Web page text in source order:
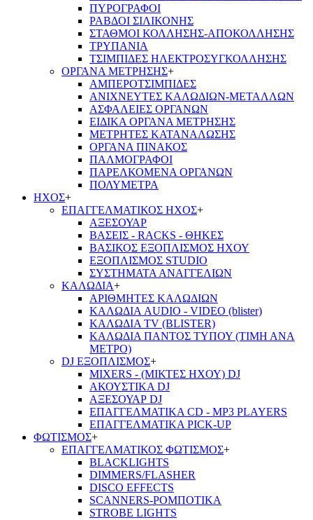
ΠΥΡΟΓΡΑΦΟΙ
ΡΑΒΔΟΙ ΣΙΛΙΚΟΝΗΣ
ΣΤΑΘΜΟΙ ΚΟΛΛΗΣΗΣ-ΑΠΟΚΟΛΛΗΣΗΣ
ΤΡΥΠΑΝΙΑ
ΤΣΙΜΠΙΔΕΣ ΗΛΕΚΤΡΟΣΥΓΚΟΛΛΗΣΗΣ
ΟΡΓΑΝΑ ΜΕΤΡΗΣΗΣ+
ΑΜΠΕΡΟΤΣΙΜΠΙΔΕΣ
ΑΝΙΧΝΕΥΤΕΣ ΚΑΛΩΔΙΩΝ-ΜΕΤΑΛΛΩΝ
ΑΣΦΑΛΕΙΕΣ ΟΡΓΑΝΩΝ
ΕΙΔΙΚΑ ΟΡΓΑΝΑ ΜΕΤΡΗΣΗΣ
ΜΕΤΡΗΤΕΣ ΚΑΤΑΝΑΛΩΣΗΣ
ΟΡΓΑΝΑ ΠΙΝΑΚΟΣ
ΠΑΛΜΟΓΡΑΦΟΙ
ΠΑΡΕΛΚΟΜΕΝΑ ΟΡΓΑΝΩΝ
ΠΟΛΥΜΕΤΡΑ
ΗΧΟΣ+
ΕΠΑΓΓΕΛΜΑΤΙΚΟΣ ΗΧΟΣ+
ΑΞΕΣΟΥΑΡ
ΒΑΣΕΙΣ - RACKS - ΘΗΚΕΣ
ΒΑΣΙΚΟΣ ΕΞΟΠΛΙΣΜΟΣ ΗΧΟΥ
ΕΞΟΠΛΙΣΜΟΣ STUDIO
ΣΥΣΤΗΜΑΤΑ ΑΝΑΓΓΕΛΙΩΝ
ΚΑΛΩΔΙΑ+
ΑΡΙΘΜΗΤΕΣ ΚΑΛΩΔΙΩΝ
ΚΑΛΩΔΙΑ AUDIO - VIDEO (blister)
ΚΑΛΩΔΙΑ TV (BLISTER)
ΚΑΛΩΔΙΑ ΠΑΝΤΟΣ ΤΥΠΟΥ (ΤΙΜΗ ΑΝΑ
ΜΕΤΡΟ)
DJ ΕΞΟΠΛΙΣΜΟΣ+
MIXERS - (ΜΙΚΤΕΣ ΗΧΟΥ) DJ
ΑΚΟΥΣΤΙΚΑ DJ
ΑΞΕΣΟΥΑΡ DJ
ΕΠΑΓΓΕΛΜΑΤΙΚΑ CD - ΜΡ3 PLAYERS
ΕΠΑΓΓΕΛΜΑΤΙΚΑ PICK-UP
ΦΩΤΙΣΜΟΣ+
ΕΠΑΓΓΕΛΜΑΤΙΚΟΣ ΦΩΤΙΣΜΟΣ+
BLACKLIGHTS
DIMMERS/FLASHER
DISCO EFFECTS
SCANNERS-ΡΟΜΠΟΤΙΚΑ
STROBE LIGHTS